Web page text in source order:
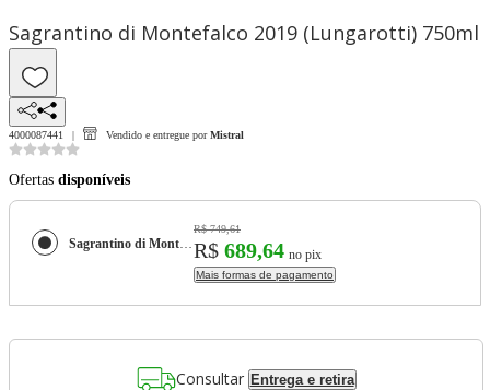
Sagrantino di Montefalco 2019 (Lungarotti) 750ml
4000087441 Vendido e entregue por Mistral
Ofertas disponíveis
Sagrantino di Montefalco 2019 (Lungarotti) 750ml
R$ 749,61
R$ 689,64 no pix
Mais formas de pagamento
Consultar Entrega e retira